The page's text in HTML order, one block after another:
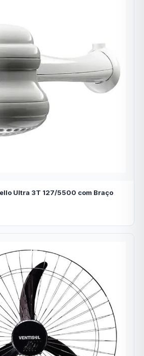
Ultra 3T 127/5500 com Braço